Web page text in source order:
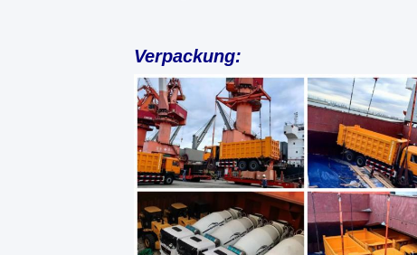
Verpackung: